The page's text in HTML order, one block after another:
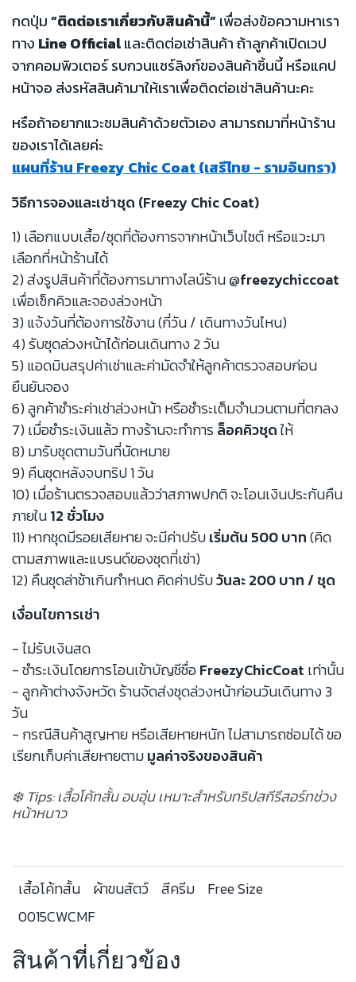
กดปุ่ม“ติดต่อเราเกี่ยวกับสินค้านี้”เพื่อส่งข้อความหาเรา
ทาง Line Officialและติดต่อเช่าสินค้า ถ้าลูกค้าเปิดเวป
จากคอมพิวเตอร์ รบกวนแชร์ลิงก์ของสินค้าชิ้นนี้ หรือแคป
หน้าจอ ส่งรหัสสินค้ามาให้เราเพื่อติดต่อเช่าสินค้านะคะ
หรือถ้าอยากแวะชมสินค้าด้วยตัวเอง สามารถมาที่หน้าร้าน
ของเราได้เลยค่ะ
แผนที่ร้าน Freezy Chic Coat (เสรีไทย - รามอินทรา)
วิธีการจองและเช่าชุด (Freezy Chic Coat)
1) เลือกแบบเสื้อ/ชุดที่ต้องการจากหน้าเว็บไซต์ หรือแวะมา
เลือกที่หน้าร้านได้
2) ส่งรูปสินค้าที่ต้องการมาทางไลน์ร้าน@freezychiccoat
เพื่อเช็กคิวและจองล่วงหน้า
3) แจ้งวันที่ต้องการใช้งาน (กี่วัน / เดินทางวันไหน)
4) รับชุดล่วงหน้าได้ก่อนเดินทาง 2 วัน
5) แอดมินสรุปค่าเช่าและค่ามัดจำให้ลูกค้าตรวจสอบก่อน
ยืนยันจอง
6) ลูกค้าชำระค่าเช่าล่วงหน้า หรือชำระเต็มจำนวนตามที่ตกลง
7) เมื่อชำระเงินแล้ว ทางร้านจะทำการล็อคคิวชุดให้
8) มารับชุดตามวันที่นัดหมาย
9) คืนชุดหลังจบทริป 1 วัน
10) เมื่อร้านตรวจสอบแล้วว่าสภาพปกติ จะโอนเงินประกันคืน
ภายใน12 ชั่วโมง
11) หากชุดมีรอยเสียหาย จะมีค่าปรับเริ่มต้น 500 บาท(คิด
ตามสภาพและแบรนด์ของชุดที่เช่า)
12) คืนชุดล่าช้าเกินกำหนด คิดค่าปรับวันละ 200 บาท / ชุด
เงื่อนไขการเช่า
- ไม่รับเงินสด
- ชำระเงินโดยการโอนเข้าบัญชีชื่อFreezyChicCoat เท่านั้น
- ลูกค้าต่างจังหวัด ร้านจัดส่งชุดล่วงหน้าก่อนวันเดินทาง 3
วัน
- กรณีสินค้าสูญหาย หรือเสียหายหนัก ไม่สามารถซ่อมได้ ขอ
เรียกเก็บค่าเสียหายตามมูลค่าจริงของสินค้า
❄️ Tips: เสื้อโค้ทสั้น อบอุ่น เหมาะสำหรับทริปสกีรีสอร์ทช่วง
หน้าหนาว
เสื้อโค้ทสั้น ผ้าขนสัตว์ สีครีม
Free Size
0015CWCMF
สินค้าที่เกี่ยวข้อง